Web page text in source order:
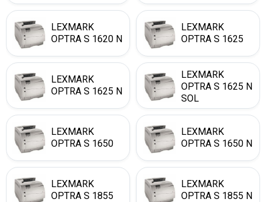
LEXMARK
OPTRA S 1620 N
LEXMARK
OPTRA S 1625
LEXMARK
OPTRA S 1625 N
LEXMARK
OPTRA S 1625 N
SOL
LEXMARK
OPTRA S 1650
LEXMARK
OPTRA S 1650 N
LEXMARK
OPTRA S 1855
LEXMARK
OPTRA S 1855 N